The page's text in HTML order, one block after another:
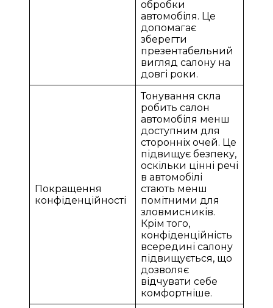
обробки
автомобіля. Це
допомагає
зберегти
презентабельний
вигляд салону на
довгі роки.
Покращення
конфіденційності
Тонування скла
робить салон
автомобіля менш
доступним для
сторонніх очей. Це
підвищує безпеку,
оскільки цінні речі
в автомобілі
стають менш
помітними для
зловмисників.
Крім того,
конфіденційність
всередині салону
підвищується, що
дозволяє
відчувати себе
комфортніше.